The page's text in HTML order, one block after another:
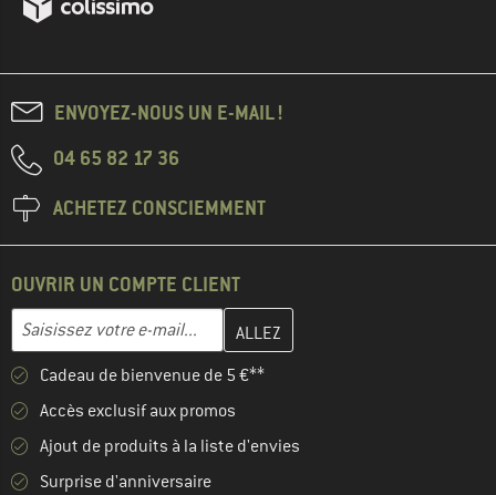
ENVOYEZ-NOUS UN E-MAIL !
04 65 82 17 36
ACHETEZ CONSCIEMMENT
OUVRIR UN COMPTE CLIENT
Adresse e-mail
Entrez votre adresse e-mail ici et créez votre compte client à la
Cadeau de bienvenue de 5 €**
Accès exclusif aux promos
Ajout de produits à la liste d'envies
Surprise d'anniversaire